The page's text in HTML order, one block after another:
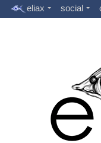
eliax social